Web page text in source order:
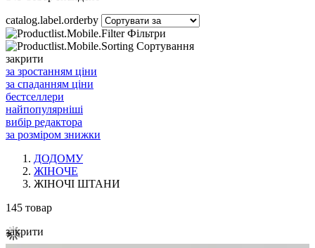
catalog.label.orderby
Фільтри
Сортування
закрити
за зростанням ціни
за спаданням ціни
бестселлери
найпопулярніші
вибір редактора
за розміром знижки
ДОДОМУ
ЖІНОЧЕ
ЖІНОЧІ ШТАНИ
145 товар
закрити